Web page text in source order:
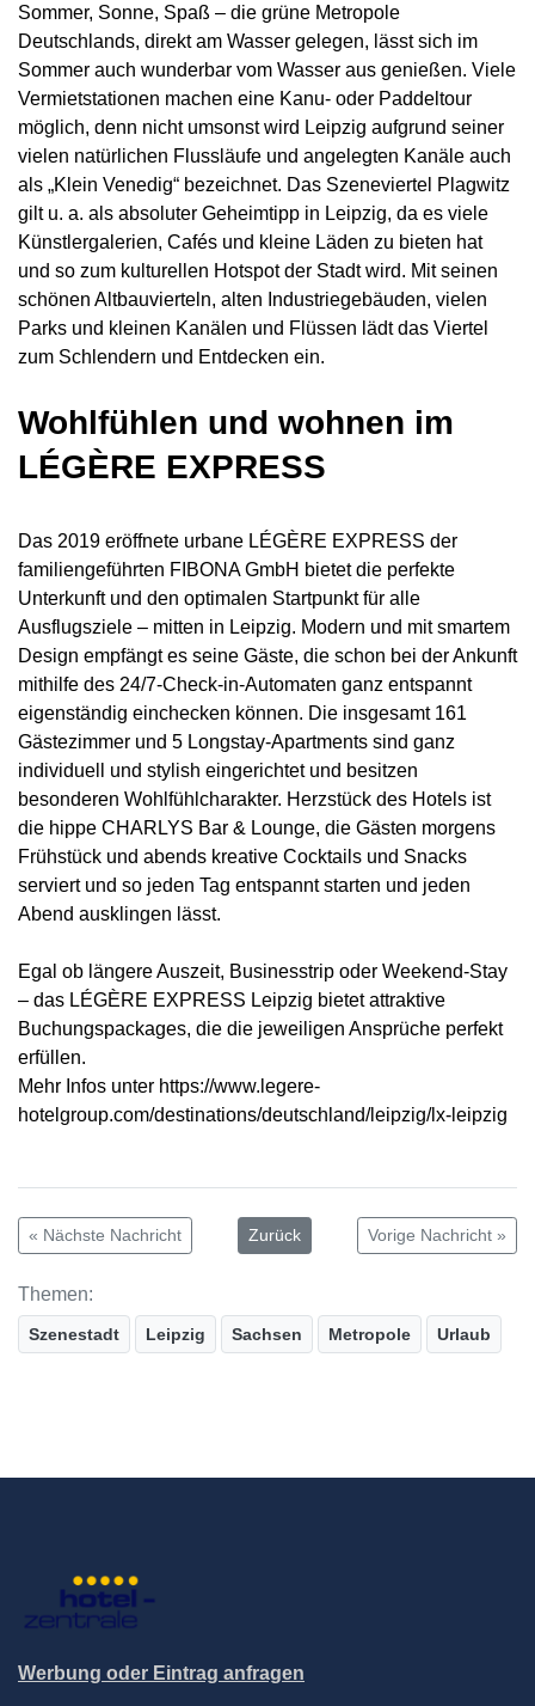
Sommer, Sonne, Spaß – die grüne Metropole
Deutschlands, direkt am Wasser gelegen, lässt sich im
Sommer auch wunderbar vom Wasser aus genießen. Viele
Vermietstationen machen eine Kanu- oder Paddeltour
möglich, denn nicht umsonst wird Leipzig aufgrund seiner
vielen natürlichen Flussläufe und angelegten Kanäle auch
als „Klein Venedig“ bezeichnet. Das Szeneviertel Plagwitz
gilt u. a. als absoluter Geheimtipp in Leipzig, da es viele
Künstlergalerien, Cafés und kleine Läden zu bieten hat
und so zum kulturellen Hotspot der Stadt wird. Mit seinen
schönen Altbauvierteln, alten Industriegebäuden, vielen
Parks und kleinen Kanälen und Flüssen lädt das Viertel
zum Schlendern und Entdecken ein.
Wohlfühlen und wohnen im
LÉGÈRE EXPRESS
Das 2019 eröffnete urbane LÉGÈRE EXPRESS der
familiengeführten FIBONA GmbH bietet die perfekte
Unterkunft und den optimalen Startpunkt für alle
Ausflugsziele – mitten in Leipzig. Modern und mit smartem
Design empfängt es seine Gäste, die schon bei der Ankunft
mithilfe des 24/7-Check-in-Automaten ganz entspannt
eigenständig einchecken können. Die insgesamt 161
Gästezimmer und 5 Longstay-Apartments sind ganz
individuell und stylish eingerichtet und besitzen
besonderen Wohlfühlcharakter. Herzstück des Hotels ist
die hippe CHARLYS Bar & Lounge, die Gästen morgens
Frühstück und abends kreative Cocktails und Snacks
serviert und so jeden Tag entspannt starten und jeden
Abend ausklingen lässt.
Egal ob längere Auszeit, Businesstrip oder Weekend-Stay
– das LÉGÈRE EXPRESS Leipzig bietet attraktive
Buchungspackages, die die jeweiligen Ansprüche perfekt
erfüllen.
Mehr Infos unter https://www.legere-
hotelgroup.com/destinations/deutschland/leipzig/lx-leipzig
« Nächste Nachricht Zurück Vorige Nachricht »
Themen:
Szenestadt Leipzig Sachsen Metropole Urlaub
Werbung oder Eintrag anfragen